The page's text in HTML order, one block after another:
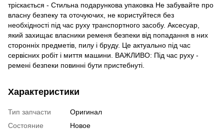
тріскається - Стильна подарункова упаковка Не забувайте про
власну безпеку та оточуючих, не користуйтеся без
необхідності під час руху транспортного засобу. Аксесуар,
який захищає власники ременя безпеки від попадання в них
сторонніх предметів, пилу і бруду. Це актуально під час
сервісних робіт і миття машини. ВАЖЛИВО: Під час руху -
ремені безпеки повинні бути пристебнуті.
Характеристики
Тип запчасти
Оригинал
Состояние
Новое